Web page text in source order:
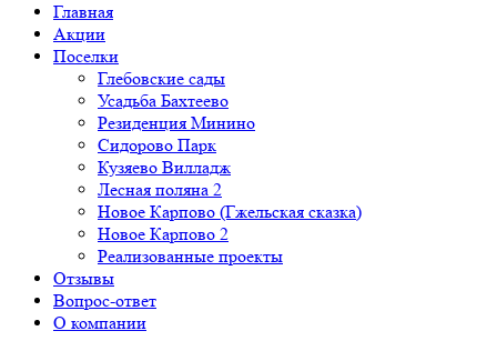
Главная
Акции
Поселки
Глебовские сады
Усадьба Бахтеево
Резиденция Минино
Сидорово Парк
Кузяево Вилладж
Лесная поляна 2
Новое Карпово (Гжельская сказка)
Новое Карпово 2
Реализованные проекты
Отзывы
Вопрос-ответ
О компании